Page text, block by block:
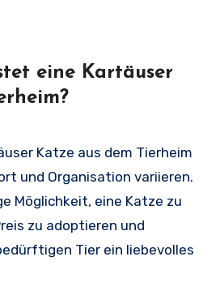
eine Kartäuser
Katze aus dem Tierheim
und Organisation variieren.
Möglichkeit, eine Katze zu
zu adoptieren und
Tier ein liebevolles